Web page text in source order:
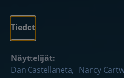
Tiedot
Näyttelijät:
Dan Castellaneta, Nancy